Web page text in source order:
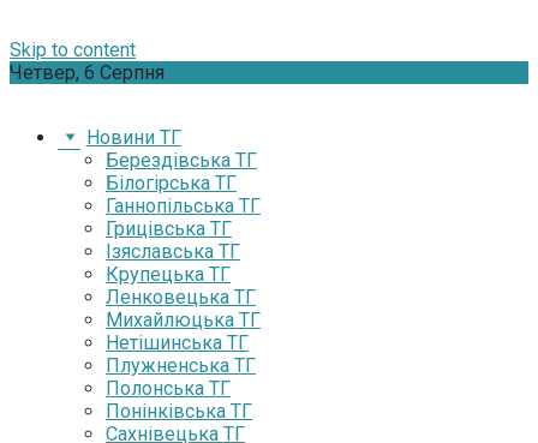
Skip to content
Четвер, 6 Серпня
Новини ТГ
Берездівська ТГ
Білогірська ТГ
Ганнопільська ТГ
Грицівська ТГ
Ізяславська ТГ
Крупецька ТГ
Ленковецька ТГ
Михайлюцька ТГ
Нетішинська ТГ
Плужненська ТГ
Полонська ТГ
Понінківська ТГ
Сахнівецька ТГ